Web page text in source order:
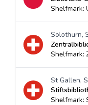
Shelfmark:
Solothurn,
Shelfmark:
St Gallen,
Shelfmark: